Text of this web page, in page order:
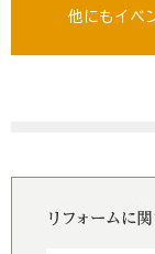
他にもイベ